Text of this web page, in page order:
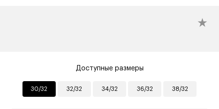
Доступные размеры
30/32 32/32 34/32 36/32 38/32